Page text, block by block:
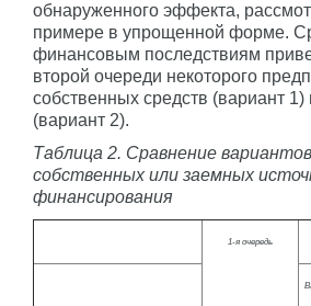
обнаруженного эффекта,
примере в упрощенной форме.
финансовым последствиям
второй очереди некоторого
собственных средств (вариант 1)
(вариант 2).
Таблица 2. Сравнение
собственных или заемных
финансирования
1-я очередь